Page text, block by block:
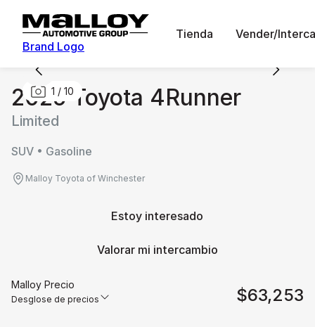
Brand Logo
Tienda Vender/
1 / 10
2025 Toyota 4Runner
Limited
SUV • Gasoline
Malloy Toyota of Winchester
Estoy interesado
Valorar mi intercambio
Malloy Precio
Desglose de precios $63,253